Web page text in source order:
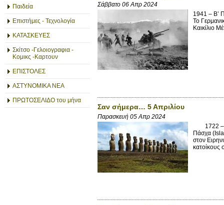
Παιδεία
Επιστήμες - Τεχνολογία
ΚΑΤΑΣΚΕΥΕΣ
Σκίτσο -Γελοιογραφια -
Κομικς -Καρτουν
ΕΠΙΣΤΟΛΕΣ
ΑΣΤΥΝΟΜΙΚΑ ΝΕΑ
ΠΡΩΤΟΣΕΛΙΔΟ του μήνα
Σάββατο 06 Απρ 2024
1941 – Β’
Το
Καικίλιο
Σαν σήμερα… 5 Απριλίου
Παρασκευή 05 Απρ 2024
1722 – Ο
Πάσχα (Isla
στον
κατοίκους